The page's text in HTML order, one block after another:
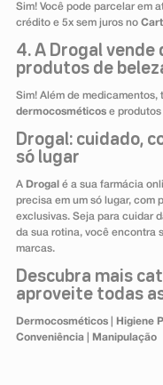
Sim! Você pode parcelar em
crédito e 5x sem juros no
4. A Drogal
produtos de
Sim! Além de medicamentos,
dermocosméticose produtos
Drogal: cuidado,
só lugar
A Drogal é a sua farmácia
precisa em um só lugar, com
exclusivas. Seja para cuidar
da sua rotina, você encontra
marcas.
Descubra mais
aproveite todas
Dermocosméticos| Higiene
Conveniência| Manipulação